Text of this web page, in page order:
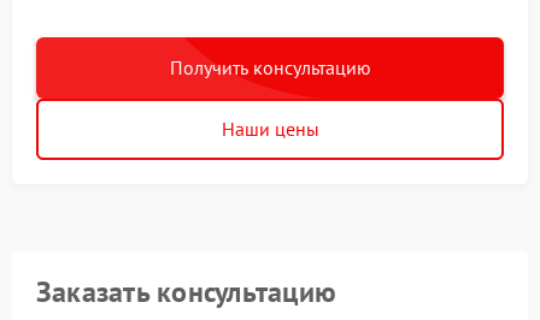
Получить консультацию
Наши цены
Заказать консультацию